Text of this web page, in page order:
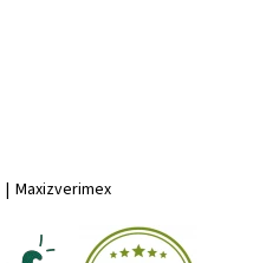
| Maxizverimex